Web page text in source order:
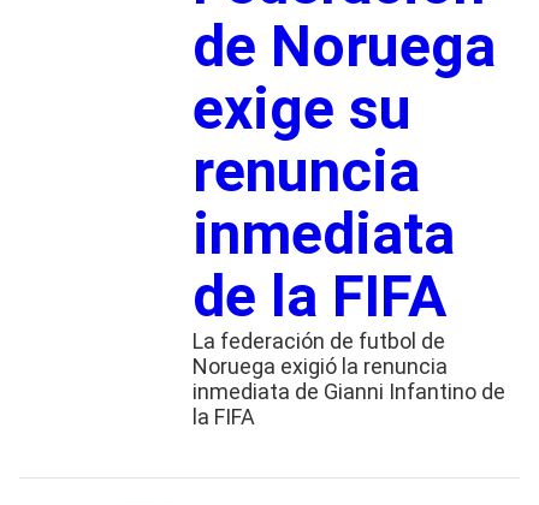
de Noruega
exige su
renuncia
inmediata
de la FIFA
La federación de futbol de
Noruega exigió la renuncia
inmediata de Gianni Infantino de
la FIFA